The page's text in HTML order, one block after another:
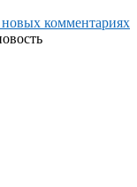
комментариях